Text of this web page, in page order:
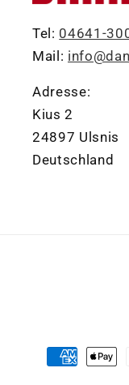
Tel: 04641-
Mail:
Adresse:
Kius 2
24897 Ulsnis
Deutschland